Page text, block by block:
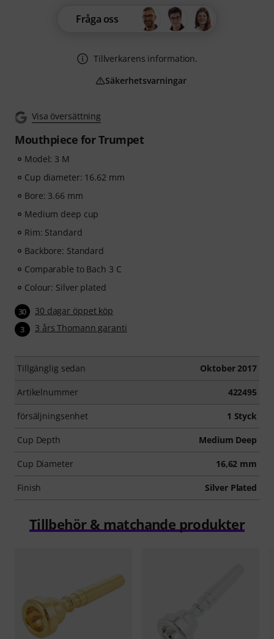
Visa översättning
Mouthpiece for Trumpet
Model: 3 M
Cup diameter: 16.62 mm
Bore: 3.66 mm
Medium deep cup
Rim: Standard
Backbore: Standard
Comparable to Bach 3 C
Colour: Silver plated
30 30 dagar öppet köp
3 3 års Thomann garanti
Tillgänglig sedan Oktober 2017
Artikelnummer 422495
försäljningsenhet 1 Styck
Cup Depth Medium Deep
Cup Diameter 16,62 mm
Finish Silver Plated
Fråga oss
Tillverkarens information.
Säkerhetsvarningar
Tillbehör & matchande produkter